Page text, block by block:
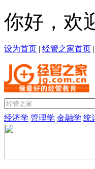
你好，欢
设为首页 | 经管之家首页 |
经济学 管理学 金融学 统